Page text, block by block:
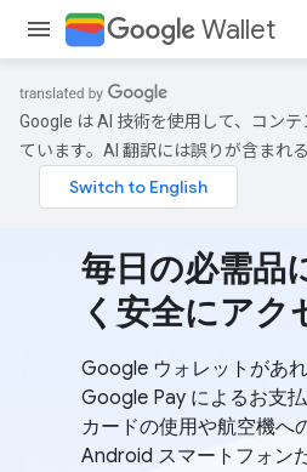
Wallet
Google は AI 技術を使用して、コン
ています。AI 翻訳には誤りが含まれ
毎日の必需品
く安全にアク
Google ウォレットがあれ
Google Pay によるお支
カードの使用や航空機へ
Android スマートフォン